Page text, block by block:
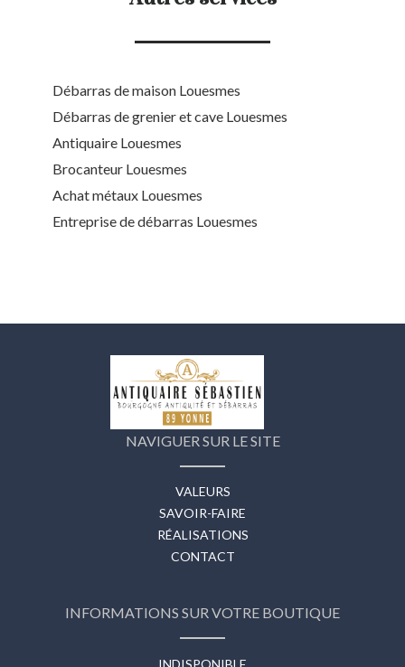
Débarras de maison Louesmes
Débarras de grenier et cave Louesmes
Antiquaire Louesmes
Brocanteur Louesmes
Achat métaux Louesmes
Entreprise de débarras Louesmes
NAVIGUER SUR LE SITE
VALEURS
SAVOIR-FAIRE
RÉALISATIONS
CONTACT
INFORMATIONS SUR VOTRE BOUTIQUE
INDISPONIBLE